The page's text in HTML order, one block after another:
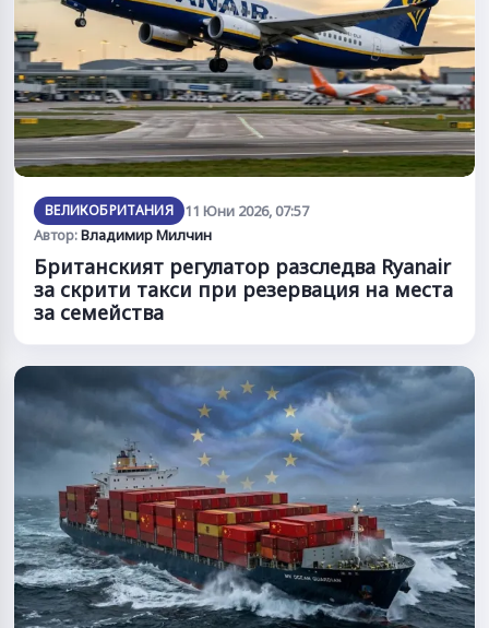
ВЕЛИКОБРИТАНИЯ
11 Юни 2026, 07:57
Автор:Владимир Милчин
Британският регулатор разследва Ryanair
за скрити такси при резервация на места
за семейства